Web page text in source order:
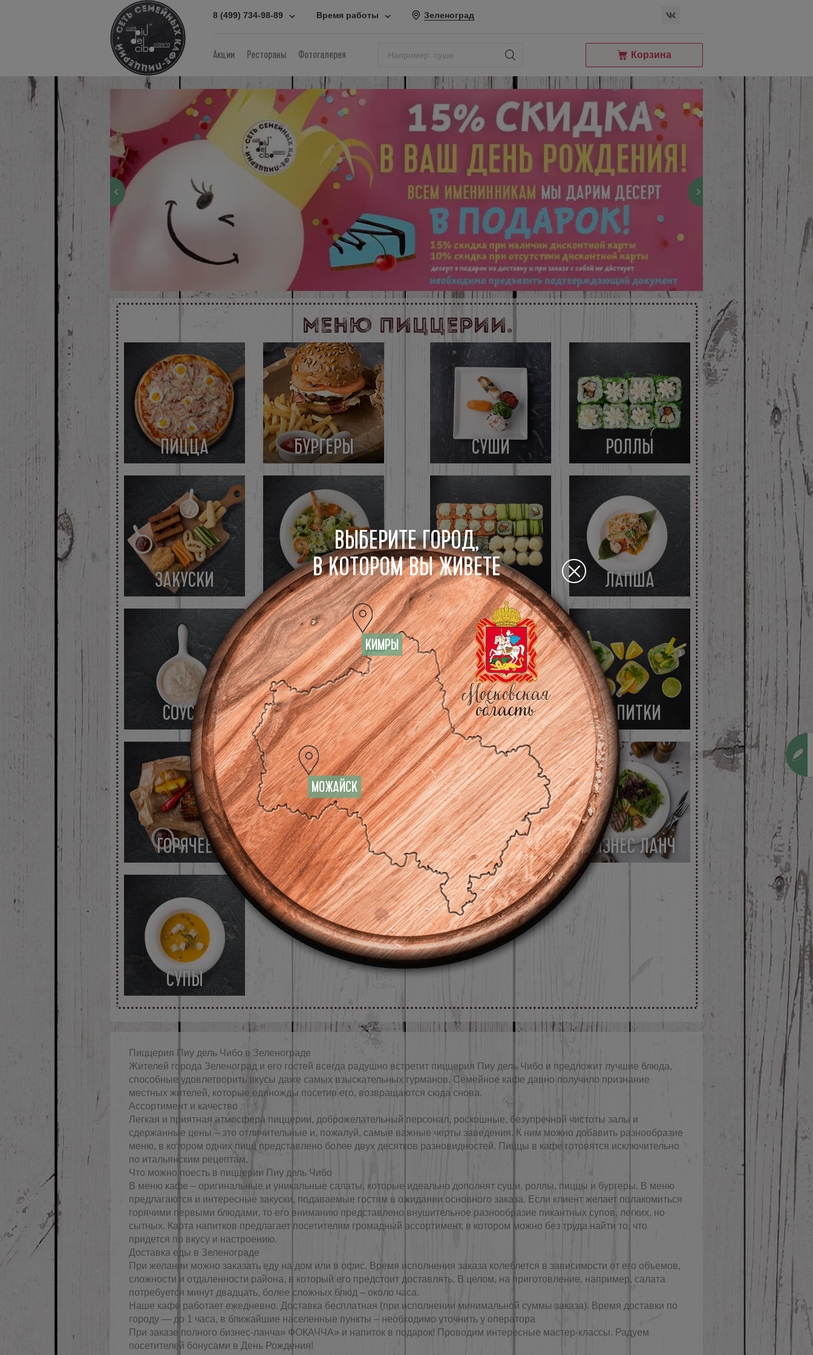
8 (499) 734-98-89 Время работы Зеленоград
Акции Рестораны Фотогалерея Корзина
ВЫБЕРИТЕ ГОРОД,
В КОТОРОМ ВЫ ЖИВЕТЕ
КИМРЫ
МОЖАЙСК
Меню пиццерии.
ПИЦЦА БУРГЕРЫ
ЗАКУСКИ САЛАТЫ
СОУСЫ ПАСТА
ГОРЯЧЕЕ ГАРНИРЫ
СУПЫ
СУШИ РОЛЛЫ
СЕТЫ ЛАПША
ДЕСЕРТЫ НАПИТКИ
ДЕТСКОЕ МЕНЮ БИЗНЕС ЛАНЧ
Пиццерия Пиу дель Чибо в Зеленограде
Жителей города Зеленоград и его гостей всегда радушно встретит пиццерия Пиу дель Чибо и предложит лучшие блюда,
способные удовлетворить вкусы даже самых взыскательных гурманов. Семейное кафе давно получило признание
местных жителей, которые единожды посетив его, возвращаются сюда снова.
Ассортимент и качество
Легкая и приятная атмосфера пиццерии, доброжелательный персонал, роскошные, безупречной чистоты залы и
сдержанные цены – это отличительные и, пожалуй, самые важные черты заведения. К ним можно добавить разнообразие
меню, в котором одних пицц представлено более двух десятков разновидностей. Пиццы в кафе готовятся исключительно
по итальянским рецептам.
Что можно поесть в пиццерии Пиу дель Чибо
В меню кафе – оригинальные и уникальные салаты, которые идеально дополнят суши, роллы, пиццы и бургеры. В меню
предлагаются и интересные закуски, подаваемые гостям в ожидании основного заказа. Если клиент желает полакомиться
горячими первыми блюдами, то его вниманию представлено внушительное разнообразие пикантных супов, легких, но
сытных. Карта напитков предлагает посетителям громадный ассортимент, в котором можно без труда найти то, что
придется по вкусу и настроению.
Доставка еды в Зеленограде
При желании можно заказать еду на дом или в офис. Время исполнения заказа колеблется в зависимости от его объемов,
сложности и отдаленности района, в который его предстоит доставлять. В целом, на приготовление, например, салата
потребуется минут двадцать, более сложных блюд – около часа.
Наше кафе работает ежедневно. Доставка бесплатная (при исполнении минимальной суммы заказа). Время доставки по
городу ― до 1 часа, в ближайшие населенные пункты – необходимо уточнить у оператора
При заказе полного бизнес-ланча» ФОКАЧЧА» и напиток в подарок! Проводим интересные мастер-классы. Радуем
посетителей бонусами в День Рождения!